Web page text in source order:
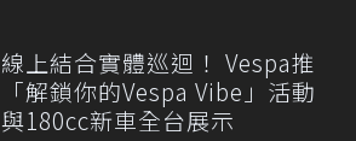
線上結合實體巡迴！ Vespa推
「解鎖你的Vespa Vibe」活動
與180cc新車全台展示